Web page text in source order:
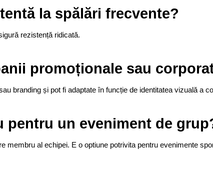
la spălări frecvente?
rezistență ridicată.
promoționale sau
branding și pot fi adaptate în funcție de identitatea vizuală a
pentru un eveniment de
al echipei. E o optiune potrivita pentru evenimente